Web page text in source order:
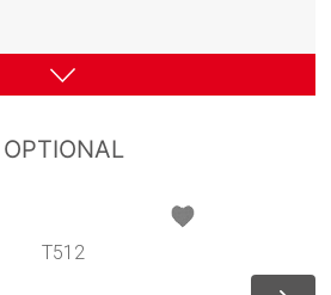
OPTIONAL
T512